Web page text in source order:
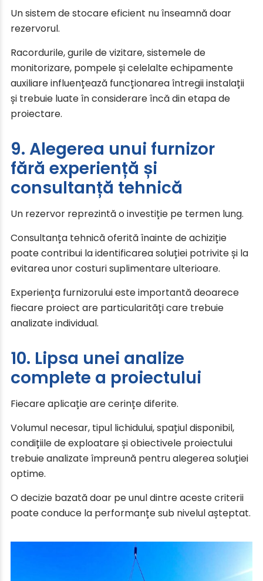
Un sistem de stocare eficient nu înseamnă doar
rezervorul.
Racordurile, gurile de vizitare, sistemele de
monitorizare, pompele și celelalte echipamente
auxiliare influențează funcționarea întregii instalații
și trebuie luate în considerare încă din etapa de
proiectare.
9. Alegerea unui furnizor
fără experiență și
consultanță tehnică
Un rezervor reprezintă o investiție pe termen lung.
Consultanța tehnică oferită înainte de achiziție
poate contribui la identificarea soluției potrivite și la
evitarea unor costuri suplimentare ulterioare.
Experiența furnizorului este importantă deoarece
fiecare proiect are particularități care trebuie
analizate individual.
10. Lipsa unei analize
complete a proiectului
Fiecare aplicație are cerințe diferite.
Volumul necesar, tipul lichidului, spațiul disponibil,
condițiile de exploatare și obiectivele proiectului
trebuie analizate împreună pentru alegerea soluției
optime.
O decizie bazată doar pe unul dintre aceste criterii
poate conduce la performanțe sub nivelul așteptat.